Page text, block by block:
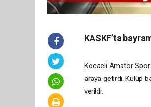
KASKF’ta
Kocaeli Amatör Spor
araya getirdi. Kulüp
verildi.